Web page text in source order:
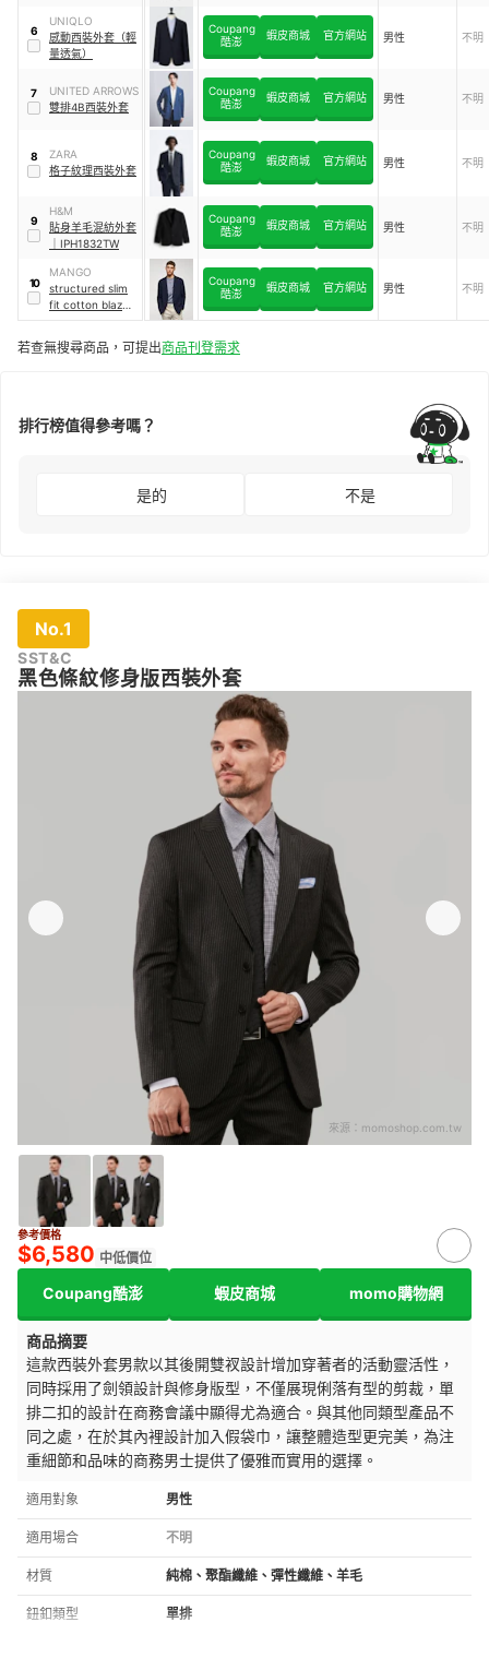
6
UNIQLO
感動西裝外套（輕
量透氣）
Coupang
酷澎
蝦皮商城 官方網站 男性 不明
7
UNITED ARROWS
雙排4B西裝外套
Coupang
酷澎
蝦皮商城 官方網站 男性 不明
8
ZARA
格子紋理西裝外套
Coupang
酷澎
蝦皮商城 官方網站 男性 不明
9
H&M
貼身羊毛混紡外套
IPH1832TW
Coupang
酷澎
蝦皮商城 官方網站 男性 不明
10
MANGO
structured slim
fit cotton blazer
結構修身款棉質外
Coupang
酷澎
蝦皮商城 官方網站 男性 不明
若查無搜尋商品，可提出商品刊登需求
排行榜值得參考嗎？
是的 不是
No.1
SST&C
黑色條紋修身版西裝外套
來源： momoshop.com.tw
參考價格
$6,580 中低價位
Coupang酷澎 蝦皮商城 momo購物網
商品摘要
這款西裝外套男款以其後開雙衩設計增加穿著者的活動靈活性，
同時採用了劍領設計與修身版型，不僅展現俐落有型的剪裁，單
排二扣的設計在商務會議中顯得尤為適合。與其他同類型產品不
同之處，在於其內裡設計加入假袋巾，讓整體造型更完美，為注
重細節和品味的商務男士提供了優雅而實用的選擇。
適用對象 男性
適用場合 不明
材質 純棉、聚酯纖維、彈性纖維、羊毛
鈕釦類型 單排